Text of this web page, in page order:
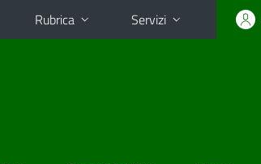
Rubrica Servizi